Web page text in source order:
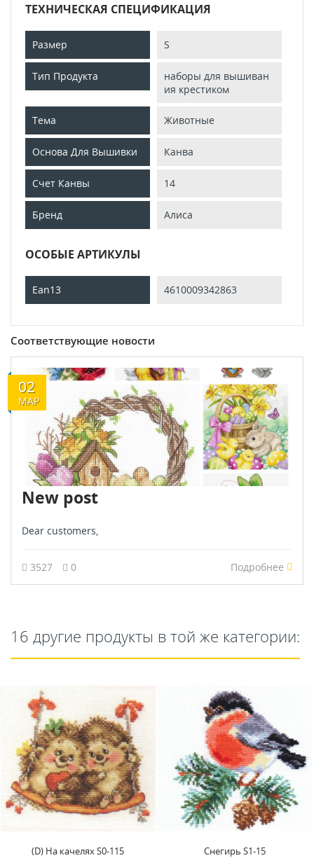
ТЕХНИЧЕСКАЯ СПЕЦИФИКАЦИЯ
Размер S
Тип Продукта
наборы для вышиван
ия крестиком
Тема Животные
Основа Для Вышивки Канва
Счет Канвы 14
Бренд Алиса
ОСОБЫЕ АРТИКУЛЫ
Ean13 4610009342863
Соответствующие новости
02
МАР
New post
Dear customers,
3527 0 Подробнее
16 другие продукты в той же категории:
Снегирь S1-15
Набор для